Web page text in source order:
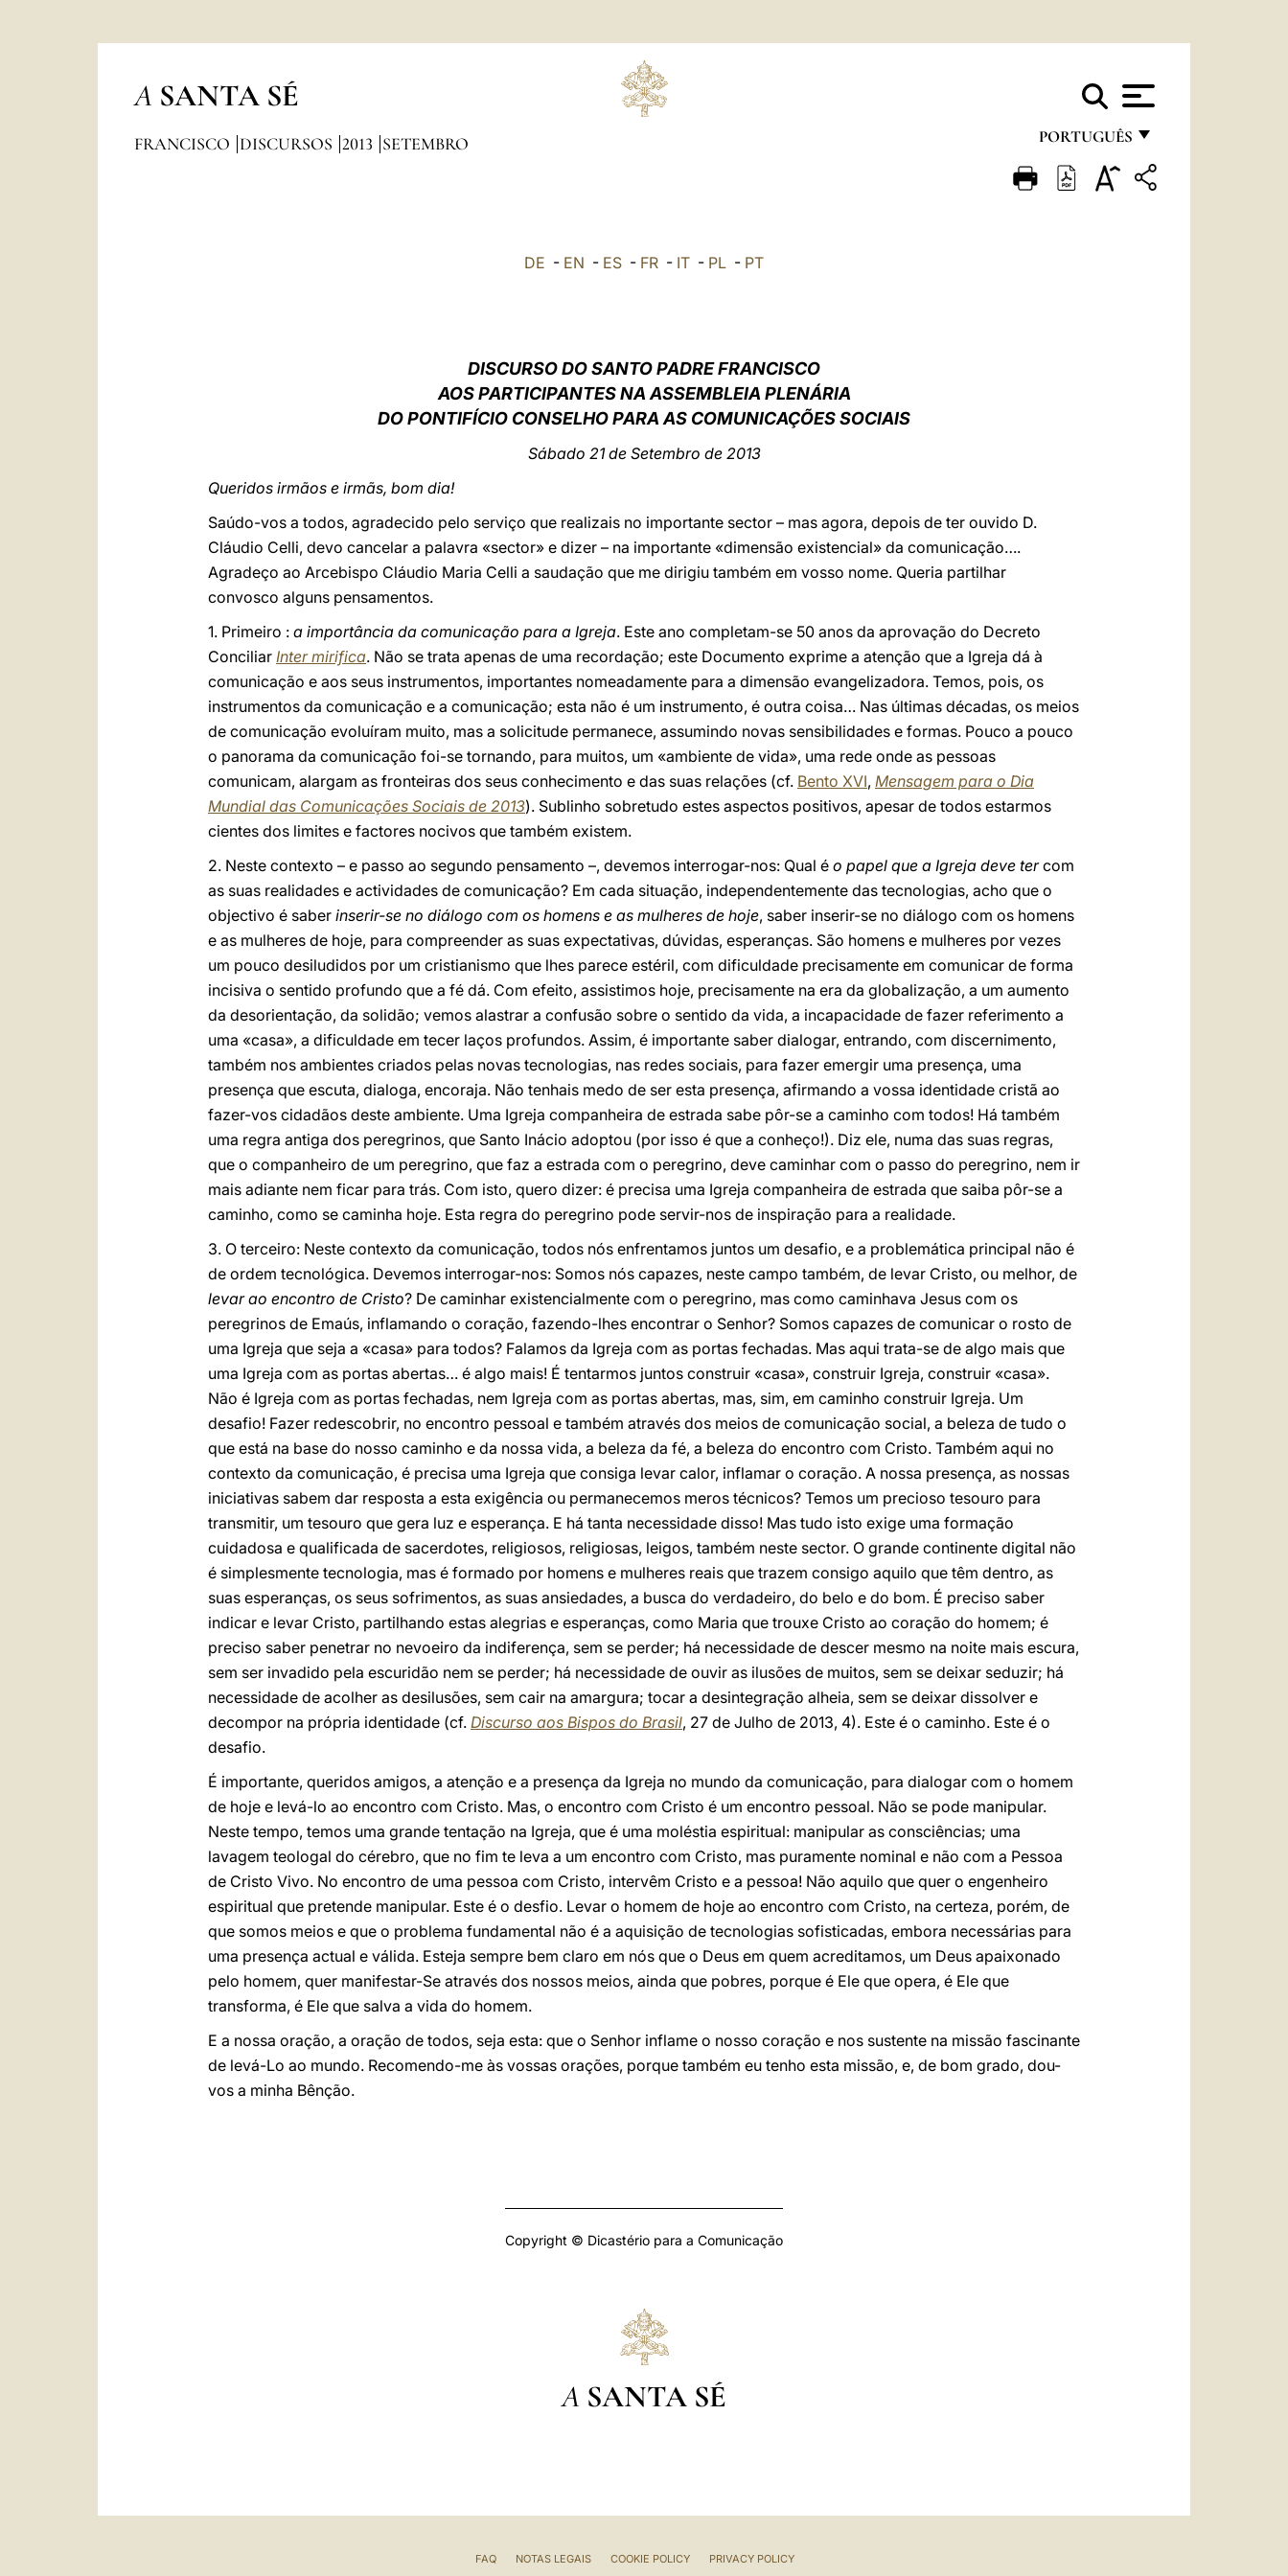
A SANTA SÉ
PORTUGUÊS
FRANÇAIS
FRANCISCO DISCURSOS 2013 SETEMBRO
DE - EN - ES - FR - IT - PL - PT
DISCURSO DO SANTO PADRE FRANCISCO
AOS PARTICIPANTES NA ASSEMBLEIA PLENÁRIA
DO PONTIFÍCIO CONSELHO PARA AS COMUNICAÇÕES SOCIAIS
Sábado 21 de Setembro de 2013
Queridos irmãos e irmãs, bom dia!
Saúdo-vos a todos, agradecido pelo serviço que realizais no importante sector – mas agora, depois de ter ouvido D.
Cláudio Celli, devo cancelar a palavra «sector» e dizer – na importante «dimensão existencial» da comunicação….
Agradeço ao Arcebispo Cláudio Maria Celli a saudação que me dirigiu também em vosso nome. Queria partilhar
convosco alguns pensamentos.
1. Primeiro : a importância da comunicação para a Igreja. Este ano completam-se 50 anos da aprovação do Decreto
Conciliar Inter mirifica. Não se trata apenas de uma recordação; este Documento exprime a atenção que a Igreja dá à
comunicação e aos seus instrumentos, importantes nomeadamente para a dimensão evangelizadora. Temos, pois, os
instrumentos da comunicação e a comunicação; esta não é um instrumento, é outra coisa… Nas últimas décadas, os meios
de comunicação evoluíram muito, mas a solicitude permanece, assumindo novas sensibilidades e formas. Pouco a pouco
o panorama da comunicação foi-se tornando, para muitos, um «ambiente de vida», uma rede onde as pessoas
comunicam, alargam as fronteiras dos seus conhecimento e das suas relações (cf. Bento XVI, Mensagem para o Dia
Mundial das Comunicações Sociais de 2013). Sublinho sobretudo estes aspectos positivos, apesar de todos estarmos
cientes dos limites e factores nocivos que também existem.
2. Neste contexto – e passo ao segundo pensamento –, devemos interrogar-nos: Qual é o papel que a Igreja deve tercom
as suas realidades e actividades de comunicação? Em cada situação, independentemente das tecnologias, acho que o
objectivo é saber inserir-se no diálogo com os homens e as mulheres de hoje, saber inserir-se no diálogo com os homens
e as mulheres de hoje, para compreender as suas expectativas, dúvidas, esperanças. São homens e mulheres por vezes
um pouco desiludidos por um cristianismo que lhes parece estéril, com dificuldade precisamente em comunicar de forma
incisiva o sentido profundo que a fé dá. Com efeito, assistimos hoje, precisamente na era da globalização, a um aumento
da desorientação, da solidão; vemos alastrar a confusão sobre o sentido da vida, a incapacidade de fazer referimento a
uma «casa», a dificuldade em tecer laços profundos. Assim, é importante saber dialogar, entrando, com discernimento,
também nos ambientes criados pelas novas tecnologias, nas redes sociais, para fazer emergir uma presença, uma
presença que escuta, dialoga, encoraja. Não tenhais medo de ser esta presença, afirmando a vossa identidade cristã ao
fazer-vos cidadãos deste ambiente. Uma Igreja companheira de estrada sabe pôr-se a caminho com todos! Há também
uma regra antiga dos peregrinos, que Santo Inácio adoptou (por isso é que a conheço!). Diz ele, numa das suas regras,
que o companheiro de um peregrino, que faz a estrada com o peregrino, deve caminhar com o passo do peregrino, nem ir
mais adiante nem ficar para trás. Com isto, quero dizer: é precisa uma Igreja companheira de estrada que saiba pôr-se a
caminho, como se caminha hoje. Esta regra do peregrino pode servir-nos de inspiração para a realidade.
3. O terceiro: Neste contexto da comunicação, todos nós enfrentamos juntos um desafio, e a problemática principal não é
de ordem tecnológica. Devemos interrogar-nos: Somos nós capazes, neste campo também, de levar Cristo, ou melhor, de
levar ao encontro de Cristo? De caminhar existencialmente com o peregrino, mas como caminhava Jesus com os
peregrinos de Emaús, inflamando o coração, fazendo-lhes encontrar o Senhor? Somos capazes de comunicar o rosto de
uma Igreja que seja a «casa» para todos? Falamos da Igreja com as portas fechadas. Mas aqui trata-se de algo mais que
uma Igreja com as portas abertas… é algo mais! É tentarmos juntos construir «casa», construir Igreja, construir «casa».
Não é Igreja com as portas fechadas, nem Igreja com as portas abertas, mas, sim, em caminho construir Igreja. Um
desafio! Fazer redescobrir, no encontro pessoal e também através dos meios de comunicação social, a beleza de tudo o
que está na base do nosso caminho e da nossa vida, a beleza da fé, a beleza do encontro com Cristo. Também aqui no
contexto da comunicação, é precisa uma Igreja que consiga levar calor, inflamar o coração. A nossa presença, as nossas
iniciativas sabem dar resposta a esta exigência ou permanecemos meros técnicos? Temos um precioso tesouro para
transmitir, um tesouro que gera luz e esperança. E há tanta necessidade disso! Mas tudo isto exige uma formação
cuidadosa e qualificada de sacerdotes, religiosos, religiosas, leigos, também neste sector. O grande continente digital não
é simplesmente tecnologia, mas é formado por homens e mulheres reais que trazem consigo aquilo que têm dentro, as
suas esperanças, os seus sofrimentos, as suas ansiedades, a busca do verdadeiro, do belo e do bom. É preciso saber
indicar e levar Cristo, partilhando estas alegrias e esperanças, como Maria que trouxe Cristo ao coração do homem; é
preciso saber penetrar no nevoeiro da indiferença, sem se perder; há necessidade de descer mesmo na noite mais escura,
sem ser invadido pela escuridão nem se perder; há necessidade de ouvir as ilusões de muitos, sem se deixar seduzir; há
necessidade de acolher as desilusões, sem cair na amargura; tocar a desintegração alheia, sem se deixar dissolver e
decompor na própria identidade (cf. Discurso aos Bispos do Brasil, 27 de Julho de 2013, 4). Este é o caminho. Este é o
desafio.
É importante, queridos amigos, a atenção e a presença da Igreja no mundo da comunicação, para dialogar com o homem
de hoje e levá-lo ao encontro com Cristo. Mas, o encontro com Cristo é um encontro pessoal. Não se pode manipular.
Neste tempo, temos uma grande tentação na Igreja, que é uma moléstia espiritual: manipular as consciências; uma
lavagem teologal do cérebro, que no fim te leva a um encontro com Cristo, mas puramente nominal e não com a Pessoa
de Cristo Vivo. No encontro de uma pessoa com Cristo, intervêm Cristo e a pessoa! Não aquilo que quer o engenheiro
espiritual que pretende manipular. Este é o desfio. Levar o homem de hoje ao encontro com Cristo, na certeza, porém, de
que somos meios e que o problema fundamental não é a aquisição de tecnologias sofisticadas, embora necessárias para
uma presença actual e válida. Esteja sempre bem claro em nós que o Deus em quem acreditamos, um Deus apaixonado
pelo homem, quer manifestar-Se através dos nossos meios, ainda que pobres, porque é Ele que opera, é Ele que
transforma, é Ele que salva a vida do homem.
E a nossa oração, a oração de todos, seja esta: que o Senhor inflame o nosso coração e nos sustente na missão fascinante
de levá-Lo ao mundo. Recomendo-me às vossas orações, porque também eu tenho esta missão, e, de bom grado, dou-
vos a minha Bênção.
Copyright © Dicastério para a Comunicação
A SANTA SÉ
FAQ NOTAS LEGAIS COOKIE POLICY PRIVACY POLICY